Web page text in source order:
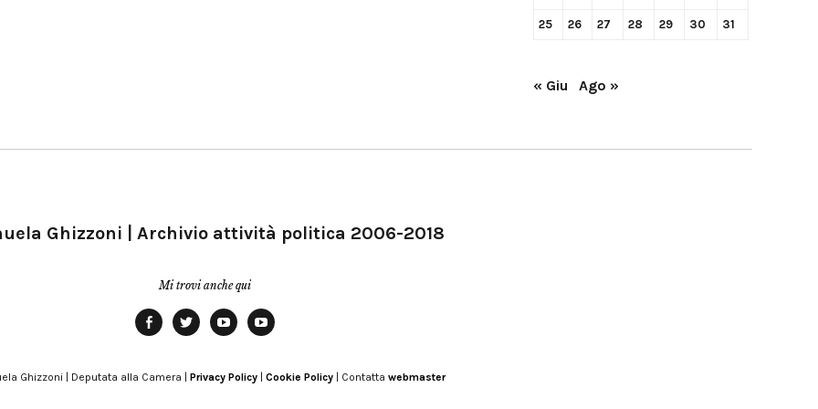
25 26 27 28 29 30 31
« Giu Ago »
Ghizzoni | Archivio attività politica 2006-2018
Mi trovi anche qui
Modena
Ghizzoni | Deputata alla Camera | Privacy Policy Cookie Policy | Contatta webmaster